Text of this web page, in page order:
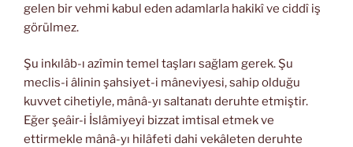
gelen bir vehmi kabul eden adamlarla hakikî ve ciddî iş
görülmez.
Şu inkılâb-ı azîmin temel taşları sağlam gerek. Şu
meclis-i âlinin şahsiyet-i mâneviyesi, sahip olduğu
kuvvet cihetiyle, mânâ-yı saltanatı deruhte etmiştir.
Eğer şeâir-i İslâmiyeyi bizzat imtisal etmek ve
ettirmekle mânâ-yı hilâfeti dahi vekâleten deruhte